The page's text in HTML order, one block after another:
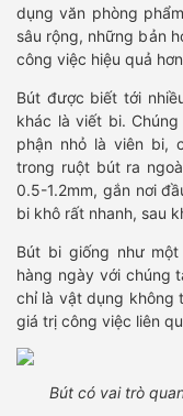
dụng văn phòng
sâu rộng, những bản
công việc hiệu quả
Bút được biết tới
khác là viết bi.
phận nhỏ là viên bi,
trong ruột bút ra
0.5-1.2mm, gắn nơi
bi khô rất nhanh, sau
Bút bi giống như
hàng ngày với chúng
chỉ là vật dụng không
giá trị công việc liên
Bút có vai trò